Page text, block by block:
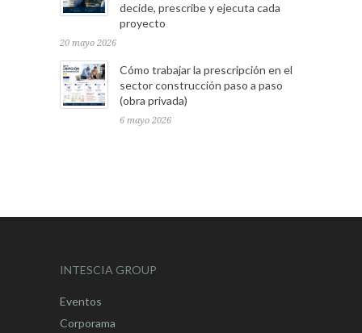
decide, prescribe y ejecuta cada
proyecto
20 mayo 2026
Cómo trabajar la prescripción en el
sector construcción paso a paso
(obra privada)
6 mayo 2026
INTESCIA GROUP
Eventos
Corporama